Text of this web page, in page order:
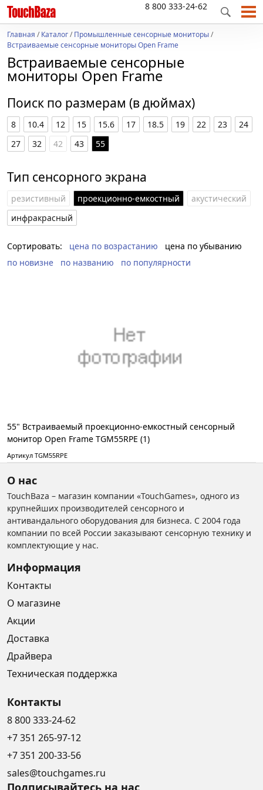
8 800 333-24-62
Главная /Каталог/Промышленные сенсорные мониторы/
Встраиваемые сенсорные мониторы Open Frame
Встраиваемые сенсорные
мониторы Open Frame
Поиск по размерам (в дюймах)
8 10.4 12 15 15.6 17 18.5 19 22 23
24
27
32 42 43 55
Тип сенсорного экрана
резистивный проекционно-емкостный
акустический
инфракрасный
Сортировать: цена по возрастанию
цена по убыванию
по новизне
по названию по популярности
55" Встраиваемый проекционно-емкостный сенсорный
монитор Open Frame TGM55RPE (1)
Артикул TGM55RPE
О нас
TouchBaza – магазин компании «TouchGames», одного из
крупнейших производителей сенсорного и
антивандального оборудования для бизнеса. С 2004 года
компании по всей России заказывают сенсорную технику и
комплектующие у нас.
Информация
Контакты
О магазине
Акции
Доставка
Драйвера
Техническая поддержка
Контакты
8 800 333-24-62
+7 351 265-97-12
+7 351 200-33-56
sales@touchgames.ru
Подписывайтесь на нас